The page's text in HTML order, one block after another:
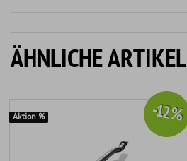
ÄHNLICHE ARTIKEL
-12 %
Aktion %